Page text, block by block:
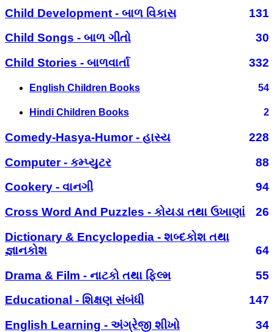
Child Development - બાળ વિકાસ
131
Child Songs - બાળ ગીતો
30
Child Stories - બાળવાર્તા
332
English Children Books 54
Hindi Children Books 2
Comedy-Hasya-Humor - હાસ્ય
228
Computer - કમ્પ્યુટર
88
Cookery - વાનગી
94
Cross Word And Puzzles - કોયડા તથા ઉખાણાં
26
Dictionary & Encyclopedia - શબ્દકોશ તથા
જ્ઞાનકોશ
64
Drama & Film - નાટકો તથા ફિલ્મ
55
Educational - શિક્ષણ સંબંધી
147
English Learning - અંગ્રેજી શીખો
34